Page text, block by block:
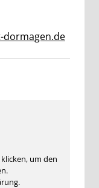
dormagen.de
um den